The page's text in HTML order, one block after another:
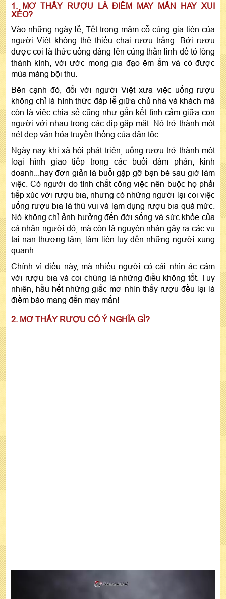
1. MƠ THẤY RƯỢU LÀ ĐIỀM MAY MẮN HAY XUI
XẺO?
Vào những ngày lễ, Tết trong mâm cỗ cúng gia tiên của
người Việt không thể thiếu chai rượu trắng. Bởi rượu
được coi là thức uống dâng lên cúng thần linh để tỏ lòng
thành kính, với ước mong gia đạo êm ấm và có được
mùa màng bội thu.
Bên cạnh đó, đối với người Việt xưa việc uống rượu
không chỉ là hình thức đáp lễ giữa chủ nhà và khách mà
còn là việc chia sẻ cũng như gắn kết tình cảm giữa con
người với nhau trong các dịp gặp mặt. Nó trở thành một
nét đẹp văn hóa truyền thống của dân tộc.
Ngày nay khi xã hội phát triển, uống rượu trở thành một
loại hình giao tiếp trong các buổi đàm phán, kinh
doanh...hay đơn giản là buổi gặp gỡ bạn bè sau giờ làm
việc. Có người do tính chất công việc nên buộc họ phải
tiếp xúc với rượu bia, nhưng có những người lại coi việc
uống rượu bia là thú vui và lạm dụng rượu bia quá mức.
Nó không chỉ ảnh hưởng đến đời sống và sức khỏe của
cá nhân người đó, mà còn là nguyên nhân gây ra các vụ
tai nạn thương tâm, làm liên lụy đến những người xung
quanh.
Chính vì điều này, mà nhiều người có cái nhìn ác cảm
với rượu bia và coi chúng là những điều không tốt. Tuy
nhiên, hầu hết những giấc mơ nhìn thấy rượu đều lại là
điềm báo mang đến may mắn!
2. MƠ THẤY RƯỢU CÓ Ý NGHĨA GÌ?